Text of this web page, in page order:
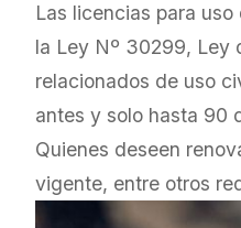
Las licencias para
la Ley Nº 30299, Ley
relacionados de uso
antes y solo hasta 90
Quienes deseen
vigente, entre otros